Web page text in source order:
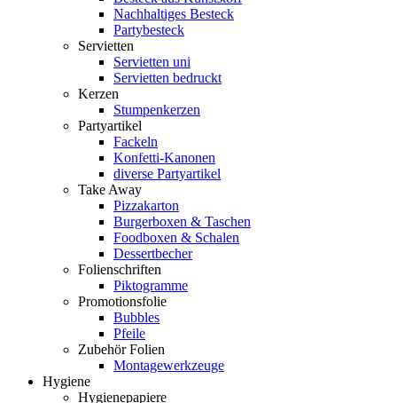
Nachhaltiges Besteck
Partybesteck
Servietten
Servietten uni
Servietten bedruckt
Kerzen
Stumpenkerzen
Partyartikel
Fackeln
Konfetti-Kanonen
diverse Partyartikel
Take Away
Pizzakarton
Burgerboxen & Taschen
Foodboxen & Schalen
Dessertbecher
Folienschriften
Piktogramme
Promotionsfolie
Bubbles
Pfeile
Zubehör Folien
Montagewerkzeuge
Hygiene
Hygienepapiere